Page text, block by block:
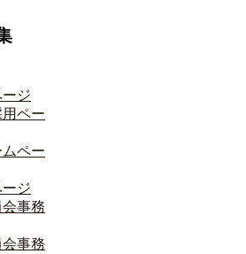
ジ
ペー
ペー
ジ
事務
事務